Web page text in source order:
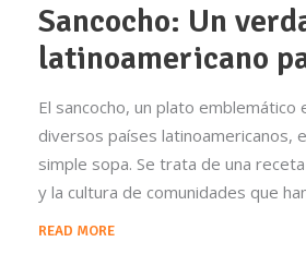
Sancocho: Un
latinoamericano
El sancocho, un plato emblemático
diversos países latinoamericanos,
simple sopa. Se trata de una
y la cultura de comunidades que
READ MORE